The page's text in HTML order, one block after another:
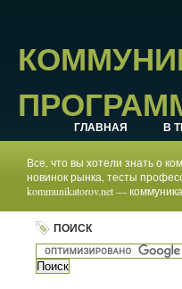
ГЛАВНАЯ В
Все, что вы хотели знать о
новинок рынка, тесты
kommunikatorov.net —
ПОИСК